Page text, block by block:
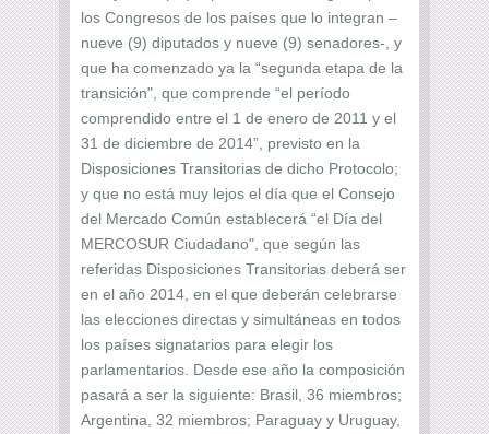
los Congresos de los países que lo integran –
nueve (9) diputados y nueve (9) senadores-, y
que ha comenzado ya la “segunda etapa de la
transición", que comprende “el período
comprendido entre el 1 de enero de 2011 y el
31 de diciembre de 2014”, previsto en la
Disposiciones Transitorias de dicho Protocolo;
y que no está muy lejos el día que el Consejo
del Mercado Común establecerá “el Día del
MERCOSUR Ciudadano", que según las
referidas Disposiciones Transitorias deberá ser
en el año 2014, en el que deberán celebrarse
las elecciones directas y simultáneas en todos
los países signatarios para elegir los
parlamentarios. Desde ese año la composición
pasará a ser la siguiente: Brasil, 36 miembros;
Argentina, 32 miembros; Paraguay y Uruguay,